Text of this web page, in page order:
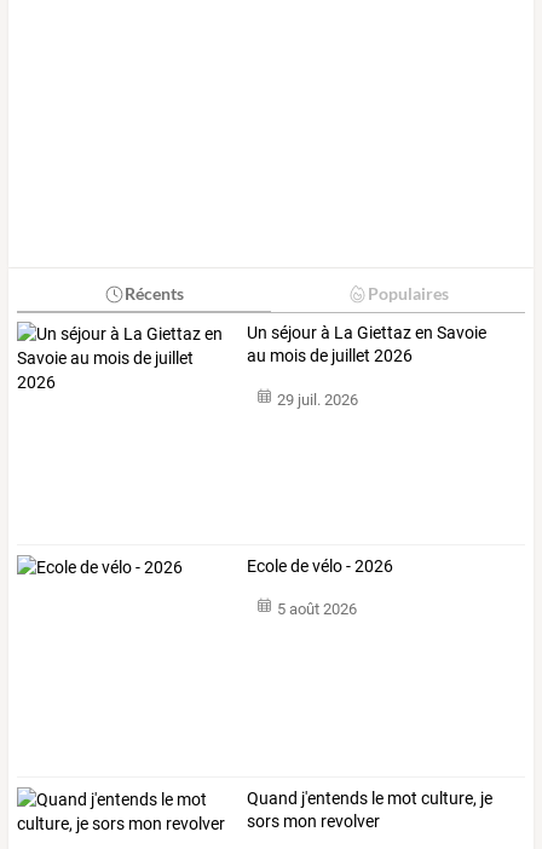
Récents Populaires
Un séjour à La Giettaz en Savoie
au mois de juillet 2026
29 juil. 2026
Ecole de vélo - 2026
5 août 2026
Quand j'entends le mot culture, je
sors mon revolver